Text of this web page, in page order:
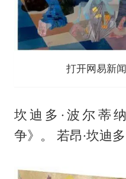
打开网易新
坎迪多·波尔蒂
争》。 若昂·坎迪